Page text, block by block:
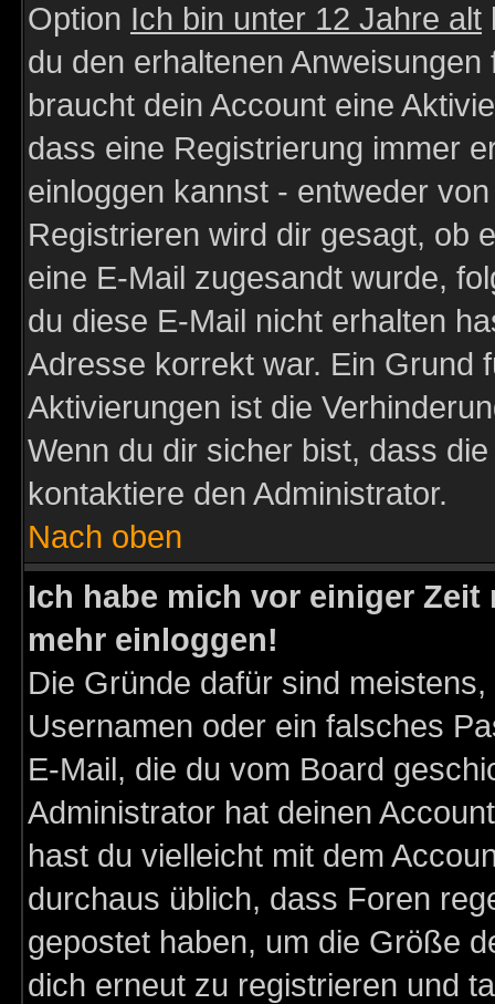
Option Ich bin unter 12 Jahre alt
du den erhaltenen
braucht dein Account eine
dass eine Registrierung immer
einloggen kannst - entweder
Registrieren wird dir gesagt, ob
eine E-Mail zugesandt wurde,
du diese E-Mail nicht erhalten
Adresse korrekt war. Ein Grund
Aktivierungen ist die
Wenn du dir sicher bist, dass
kontaktiere den Administrator.
Nach oben
Ich habe mich vor einiger
mehr einloggen!
Die Gründe dafür sind
Usernamen oder ein falsches
E-Mail, die du vom Board
Administrator hat deinen
hast du vielleicht mit dem
durchaus üblich, dass Foren
gepostet haben, um die Größe
dich erneut zu registrieren und